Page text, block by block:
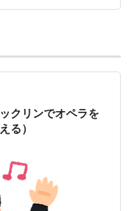
る作品で、シリーズ
ーが一回も寝なかっ
のかなと。 …
クリンでオペラを
る）